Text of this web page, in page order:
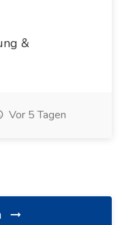
&
Vor 5 Tagen